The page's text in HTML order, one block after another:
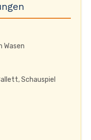
Schauspiel